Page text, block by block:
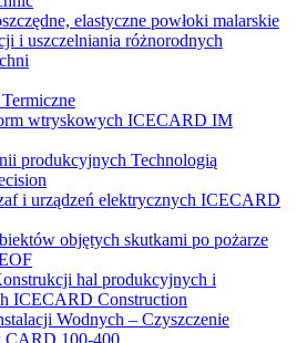
elastyczne powłoki malarskie
i uszczelniania różnorodnych
wtryskowych ICECARD IM
produkcyjnych Technologią
i urządzeń elektrycznych ICECARD
objętych skutkami po pożarze
hal produkcyjnych i
ICECARD Construction
Wodnych – Czyszczenie
CARD 100-400